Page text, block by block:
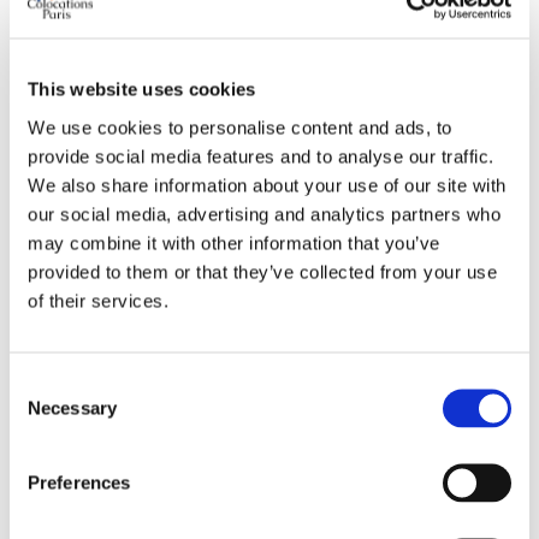
This website uses cookies
We use cookies to personalise content and ads, to
provide social media features and to analyse our traffic.
We also share information about your use of our site with
our social media, advertising and analytics partners who
may combine it with other information that you’ve
provided to them or that they’ve collected from your use
of their services.
Selection
Necessary
Preferences
Duvernet affiche des colocations à 680-750 € charges
comprises, avec des baux réputés plus stables que dans
les arrondissements centraux, selon les observations 2026
de ColocNow. Les loyers de référence de l'encadrement
restent à vérifier bail par bail — l'outil de la Ville le permet
en deux minutes — et notreguide des prix par
arrondissementreplace chaque secteur dans sa fourchette
Pernety-Plaisance d'abord, le village assumé du sud
parisien : commerces indépendants le long de Raymond-
Losserand, ruelles pavées dont la fameuse rue des